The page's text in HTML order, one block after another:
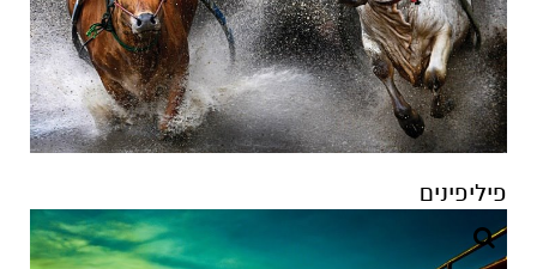
פיליפינים